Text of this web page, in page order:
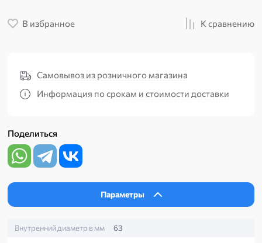
В избранное К сравнению
Самовывоз из розничного магазина
Информация по срокам и стоимости доставки
Поделиться
Параметры
Внутренний диаметр в мм
63